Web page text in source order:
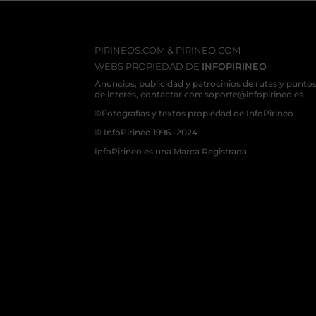
PIRINEOS.COM & PIRINEO.COM
WEBS PROPIEDAD DE INFOPIRINEO
Anuncios, publicidad y patrocinios de rutas y puntos
de interés, contactar con: soporte@infopirineo.es
©Fotografías y textos propiedad de InfoPirineo
© InfoPirineo 1996 -2024
InfoPirineo es una Marca Registrada